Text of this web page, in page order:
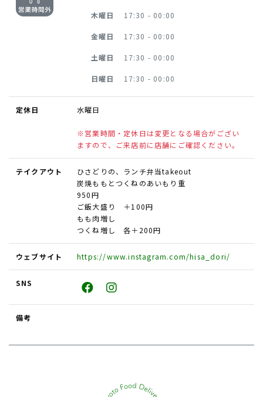
木曜日 17:30 - 00:00
金曜日 17:30 - 00:00
土曜日 17:30 - 00:00
日曜日 17:30 - 00:00
定休日 水曜日
※営業時間・定休日は変更となる場合がござい
ますので、ご来店前に店舗にご確認ください。
テイクアウト
ひさどりの、ランチ弁当takeout
炭焼ももとつくねのあいもり重
950円
ご飯大盛り ＋100円
もも肉増し
つくね増し 各＋200円
ウェブサイト https://www.instagram.com/hisa_dori/
SNS
備考